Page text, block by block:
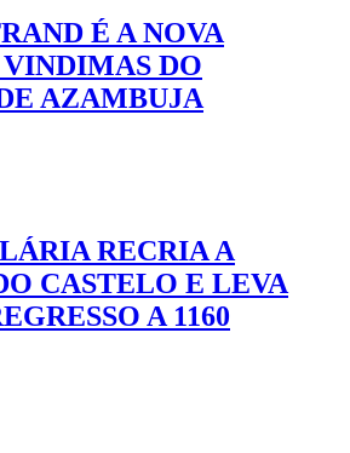
É A NOVA
DO
AZAMBUJA
RECRIA A
CASTELO E LEVA
A 1160